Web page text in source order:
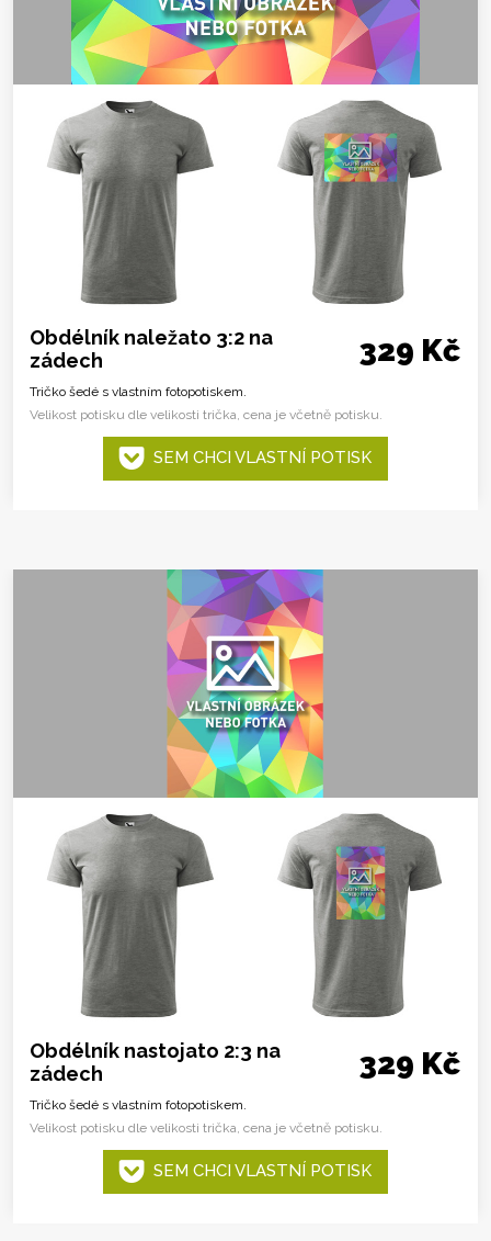
Obdélník naležato 3:2 na
zádech
329 Kč
Tričko šedé s vlastním fotopotiskem.
Velikost potisku dle velikosti trička, cena je včetně potisku.
SEM CHCI VLASTNÍ POTISK
Obdélník nastojato 2:3 na
zádech
329 Kč
Tričko šedé s vlastním fotopotiskem.
Velikost potisku dle velikosti trička, cena je včetně potisku.
SEM CHCI VLASTNÍ POTISK